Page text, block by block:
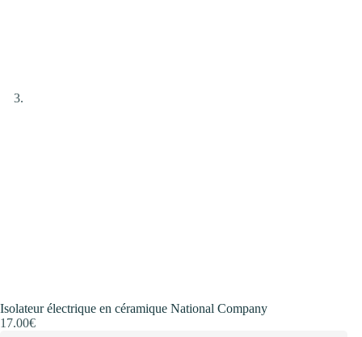
Isolateur électrique en céramique National Company
17.00€